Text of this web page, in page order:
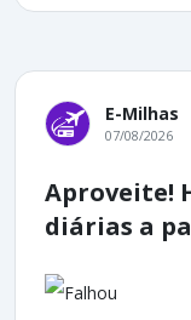
E-Milhas
07/08/2026
Aproveite!
diárias a